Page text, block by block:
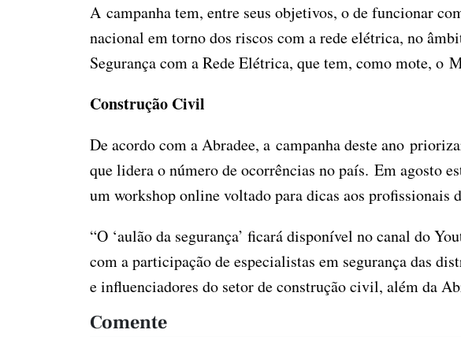
A campanha tem, entre seus objetivos, o de funcionar
nacional em torno dos riscos com a rede elétrica, no
Segurança com a Rede Elétrica, que tem, como mote, o
Construção Civil
De acordo com a Abradee, a campanha deste ano
que lidera o número de ocorrências no país. Em agosto
um workshop online voltado para dicas aos profissionais
“O ‘aulão da segurança’ ficará disponível no canal do
com a participação de especialistas em segurança das
e influenciadores do setor de construção civil, além da
Comente